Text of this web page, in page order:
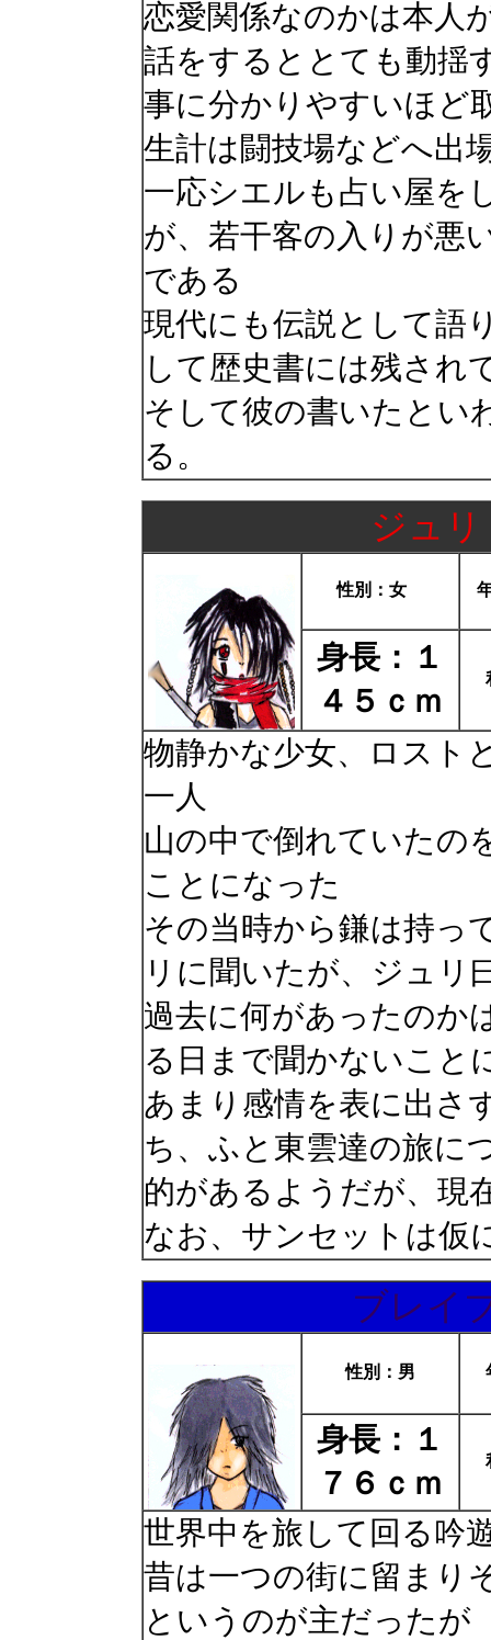
恋愛関係なのかは本人
話をするととても動揺
事に分かりやすいほど
生計は闘技場などへ出
一応シエルも占い屋を
が、若干客の入りが悪
である
現代にも伝説として語
して歴史書には残され
そして彼の書いたとい
る。
ジュ
性別：女
身長：１
４５ｃｍ
物静かな少女、ロスト
一人
山の中で倒れていたの
ことになった
その当時から鎌は持っ
リに聞いたが、ジュリ
過去に何があったのか
る日まで聞かないこと
あまり感情を表に出さ
ち、ふと東雲達の旅に
的があるようだが、現
なお、サンセットは仮
ブレイ
性別：男
身長：１
７６ｃｍ
世界中を旅して回る吟
昔は一つの街に留まり
というのが主だったが